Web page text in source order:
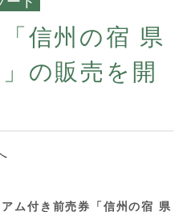
信州の宿 県
の販売を開
ム付き前売券「信州の宿 県